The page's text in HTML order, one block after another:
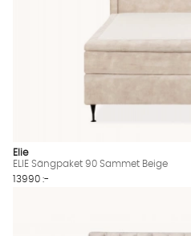
Elie
ELIE Sängpaket 90 Sammet Beige
13990 :-